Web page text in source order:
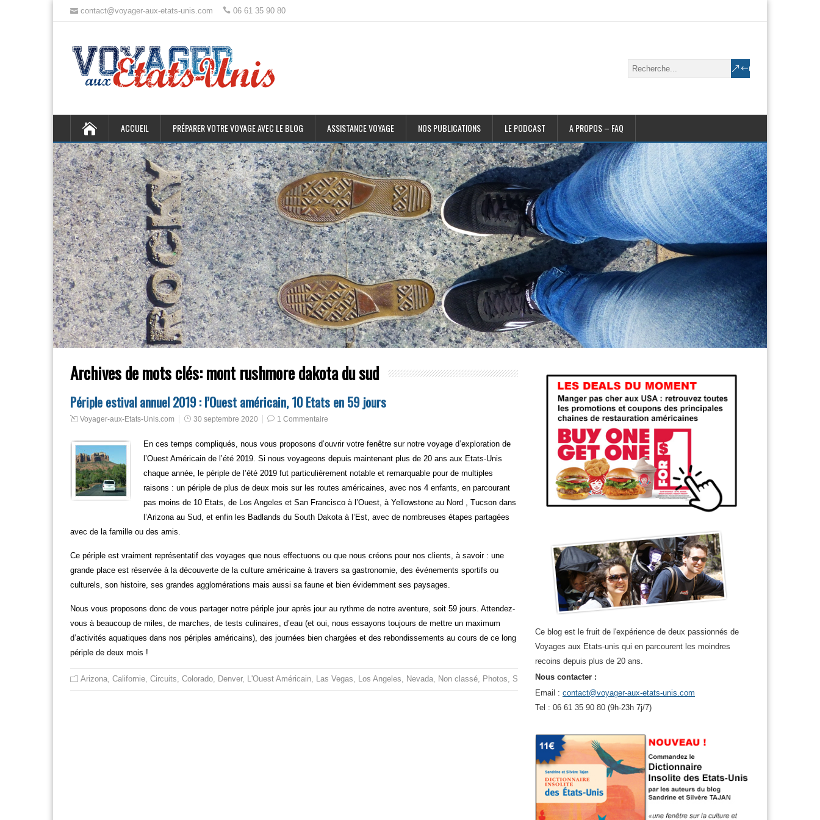
contact@voyager-aux-etats-unis.com 06 61 35 90 80
ACCUEIL PRÉPARER VOTRE VOYAGE AVEC LE BLOG ASSISTANCE VOYAGE NOS PUBLICATIONS LE PODCAST A PROPOS – FAQ
Archives de mots clés:mont rushmore dakota du sud
Périple estival annuel 2019 : l’Ouest américain, 10 Etats en 59 jours
Voyager-aux-Etats-Unis.com 30 septembre 2020 1 Commentaire
En ces temps compliqués, nous vous proposons d’ouvrir votre fenêtre sur notre voyage d’exploration de
l’Ouest Américain de l’été 2019. Si nous voyageons depuis maintenant plus de 20 ans aux Etats-Unis
chaque année, le périple de l’été 2019 fut particulièrement notable et remarquable pour de multiples
raisons : un périple de plus de deux mois sur les routes américaines, avec nos 4 enfants, en parcourant
pas moins de 10 Etats, de Los Angeles et San Francisco à l’Ouest, à Yellowstone au Nord , Tucson dans
l’Arizona au Sud, et enfin les Badlands du South Dakota à l’Est, avec de nombreuses étapes partagées
avec de la famille ou des amis.
Ce périple est vraiment représentatif des voyages que nous effectuons ou que nous créons pour nos clients, à savoir : une
grande place est réservée à la découverte de la culture américaine à travers sa gastronomie, des événements sportifs ou
culturels, son histoire, ses grandes agglomérations mais aussi sa faune et bien évidemment ses paysages.
Nous vous proposons donc de vous partager notre périple jour après jour au rythme de notre aventure, soit 59 jours. Attendez-
vous à beaucoup de miles, de marches, de tests culinaires, d’eau (et oui, nous essayons toujours de mettre un maximum
d’activités aquatiques dans nos périples américains), des journées bien chargées et des rebondissements au cours de ce long
périple de deux mois !
Arizona, Californie, Circuits, Colorado, Denver, L'Ouest Américain, Las Vegas, Los Angeles, Nevada, Non classé, Photos, San Francisco,utah,voyager
Ce blog est le fruit de l'expérience de deux passionnés de
Voyages aux Etats-unis qui en parcourent les moindres
recoins depuis plus de 20 ans.
Nous contacter :
Email : contact@voyager-aux-etats-unis.com
Tel : 06 61 35 90 80 (9h-23h 7j/7)